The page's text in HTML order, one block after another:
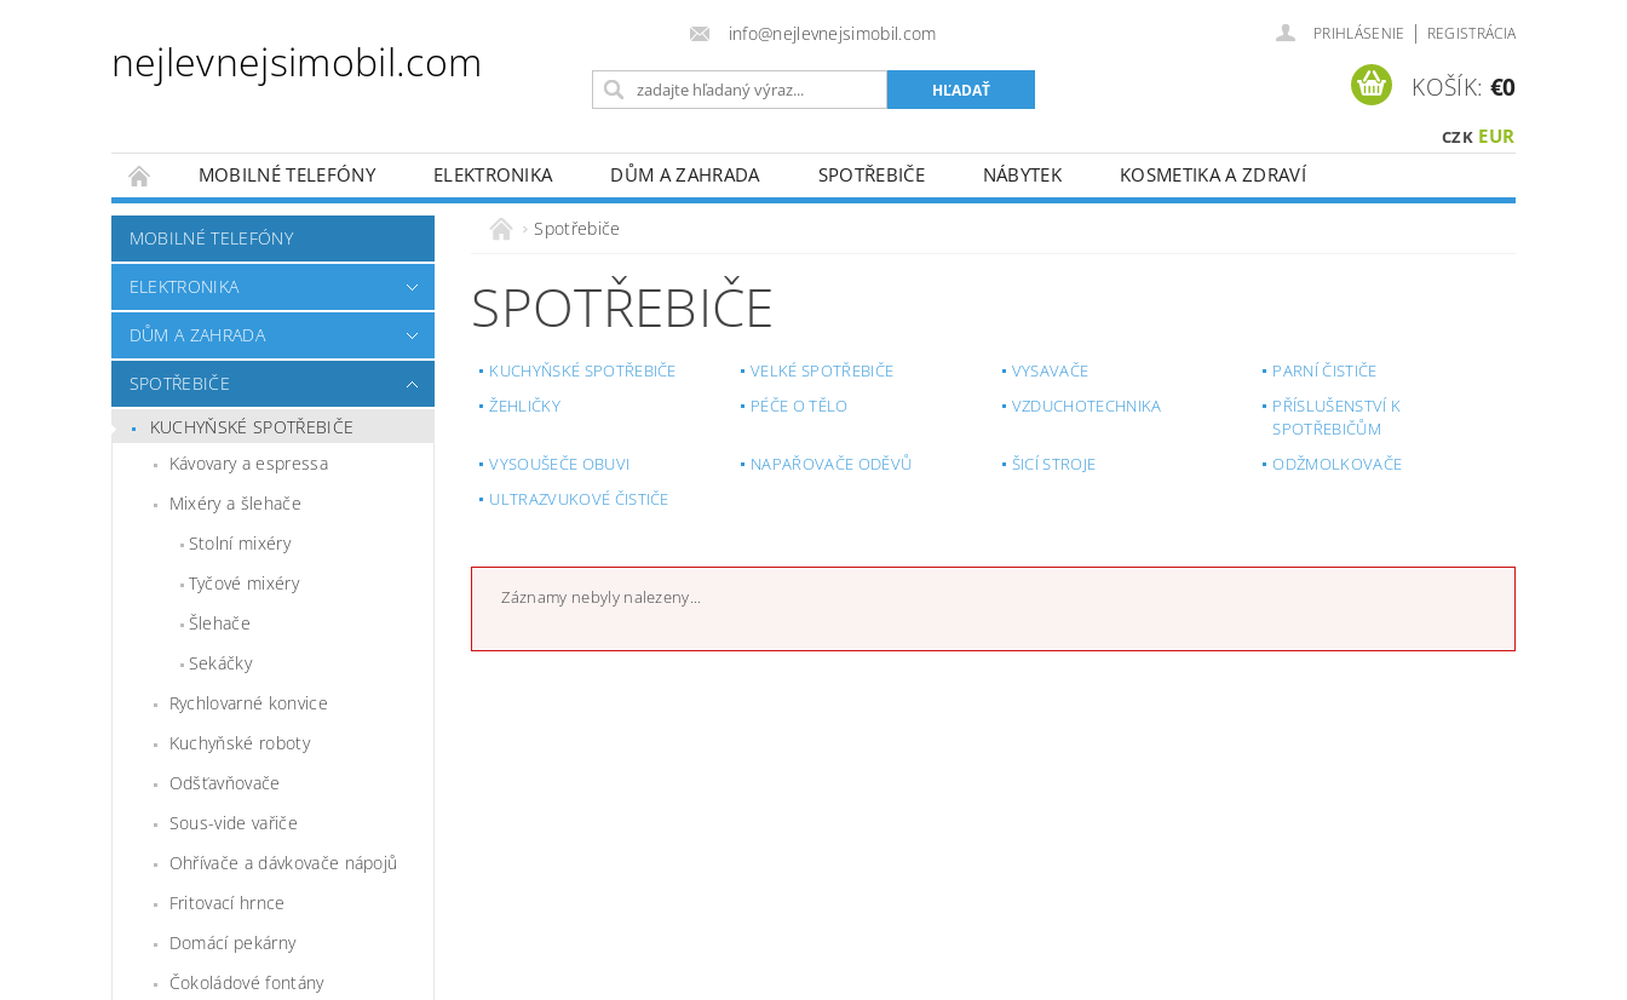
nejlevnejsimobil.com
info@nejlevnejsimobil.com PRIHLÁSENIE | REGISTRÁCIA
CZK EUR
KOŠÍK: €0
MOBILNÉ TELEFÓNY ELEKTRONIKA DŮM A ZAHRADA SPOTŘEBIČE NÁBYTEK
KOSMETIKA A ZDRAVÍ
PRO DĚTI
PRO ZVÍŘATA AUTO MOTO
OBCHODNÍ PODMÍNKY
NAPÍŠTE NÁM
MOBILNÉ TELEFÓNY
ELEKTRONIKA
DŮM A ZAHRADA
SPOTŘEBIČE
KUCHYŇSKÉ SPOTŘEBIČE
Kávovary a espressa
Mixéry a šlehače
Stolní mixéry
Tyčové mixéry
Šlehače
Sekáčky
Rychlovarné konvice
Kuchyňské roboty
Odšťavňovače
Sous-vide vařiče
Ohřívače a dávkovače nápojů
Fritovací hrnce
Domácí pekárny
Čokoládové fontány
Spotřebiče
SPOTŘEBIČE
KUCHYŇSKÉ SPOTŘEBIČE VELKÉ SPOTŘEBIČE VYSAVAČE
PARNÍ ČISTIČE
ŽEHLIČKY
PÉČE O TĚLO VZDUCHOTECHNIKA
PŘÍSLUŠENSTVÍ K
SPOTŘEBIČŮM
VYSOUŠEČE OBUVI
NAPAŘOVAČE ODĚVŮ ŠICÍ STROJE
ODŽMOLKOVAČE
ULTRAZVUKOVÉ ČISTIČE
Záznamy nebyly nalezeny...